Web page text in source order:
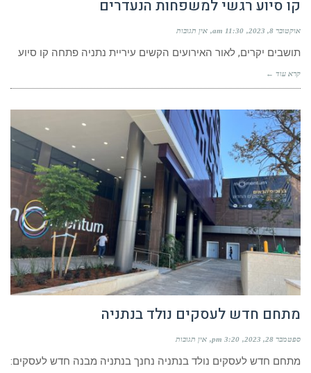
אוקטובר 8, 2023 11:30 am אין תגובות
תושבים יקרים, לאור האירועים הקשים עיריית נתניה פתחה קו סיוע
קרא עוד ←
מתחם חדש לעסקים נולד בנתניה
ספטמבר 28, 2023 3:20 pm אין תגובות
מתחם חדש לעסקים נולד בנתניה נחנך בנתניה מבנה חדש לעסקים:
קרא עוד ←